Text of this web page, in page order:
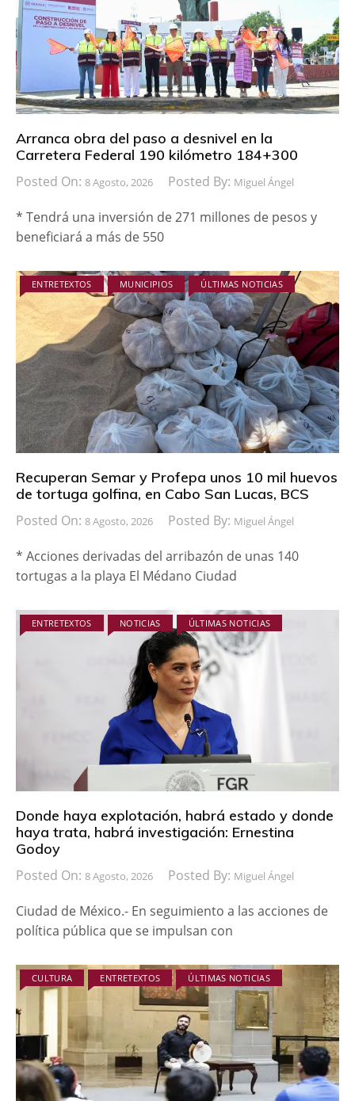
Arranca obra del paso a desnivel en la
Carretera Federal 190 kilómetro 184+300
Posted On: 8 Agosto, 2026 Posted By: Miguel Ángel
* Tendrá una inversión de 271 millones de pesos y
beneficiará a más de 550
ENTRETEXTOS MUNICIPIOS ÚLTIMAS NOTICIAS
Recuperan Semar y Profepa unos 10 mil huevos
de tortuga golfina, en Cabo San Lucas, BCS
Posted On: 8 Agosto, 2026 Posted By: Miguel Ángel
* Acciones derivadas del arribazón de unas 140
tortugas a la playa El Médano Ciudad
ENTRETEXTOS NOTICIAS ÚLTIMAS NOTICIAS
Donde haya explotación, habrá estado y donde
haya trata, habrá investigación: Ernestina
Godoy
Posted On: 8 Agosto, 2026 Posted By: Miguel Ángel
Ciudad de México.- En seguimiento a las acciones de
política pública que se impulsan con
CULTURA ENTRETEXTOS ÚLTIMAS NOTICIAS